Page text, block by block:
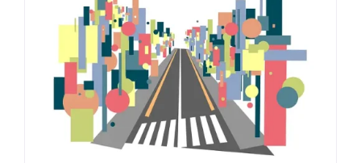
Anterior